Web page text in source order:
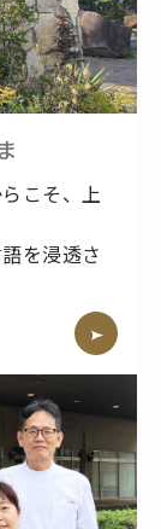
こそ、上
を浸透さ